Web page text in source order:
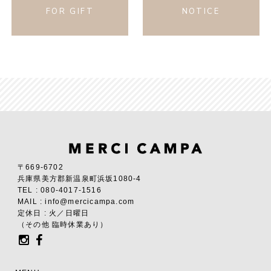
FOR GIFT NOTICE
〒669-6702
兵庫県美方郡新温泉町浜坂1080-4
TEL : 080-4017-1516
MAIL : info@mercicampa.com
定休日 : 火／日曜日
（その他 臨時休業あり）